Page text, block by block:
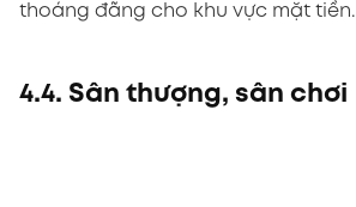
thoáng đãng cho khu vực mặt tiền.
4.4. Sân thượng, sân chơi